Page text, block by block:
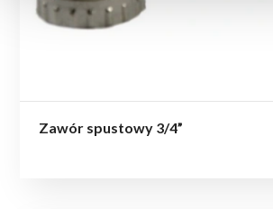
Zawór spustowy 3/4”